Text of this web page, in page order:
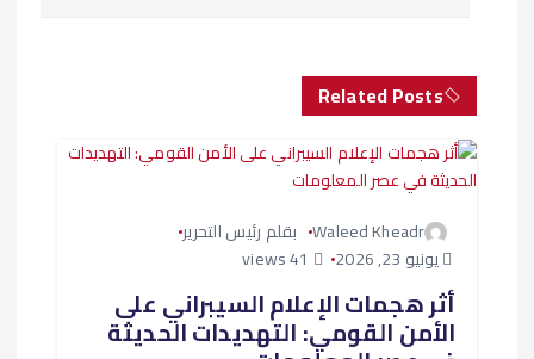
ح Related Posts
Waleed Kheadr بقلم رئيس التحرير
يونيو 23, 2026
أثر هجمات الإعلام السيبراني على
الأمن القومي: التهديدات الحديثة